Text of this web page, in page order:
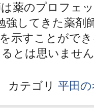
薬のプロフェ
強してきた薬剤
示すことがで
とは思いませ
カテゴリ 平田